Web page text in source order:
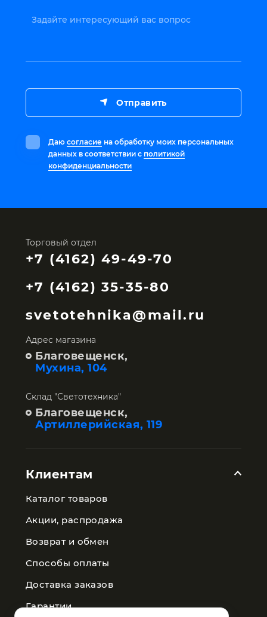
Задайте интересующий вас вопрос
Даю согласие на обработку моих персональных
данных в соответствии с политикой
конфиденциальности
Отправить
Торговый отдел
+7 (4162) 49-49-70
+7 (4162) 35-35-80
svetotehnika@mail.ru
Адрес магазина
Благовещенск,
Мухина, 104
Склад "Светотехника"
Благовещенск,
Артиллерийская, 119
Клиентам
Каталог товаров
Акции, распродажа
Возврат и обмен
Способы оплаты
Доставка заказов
Гарантии